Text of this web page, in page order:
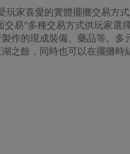
玩家喜愛的實體擺攤交易方
交易”多種交易方式供玩家選
作的現成裝備、藥品等。多
之餘，同時也可以在擺攤時